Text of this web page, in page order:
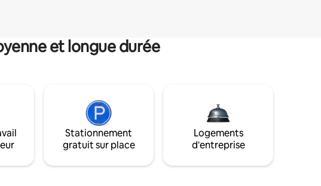
et longue durée
Stationnement
gratuit sur place
Logements
d'entreprise